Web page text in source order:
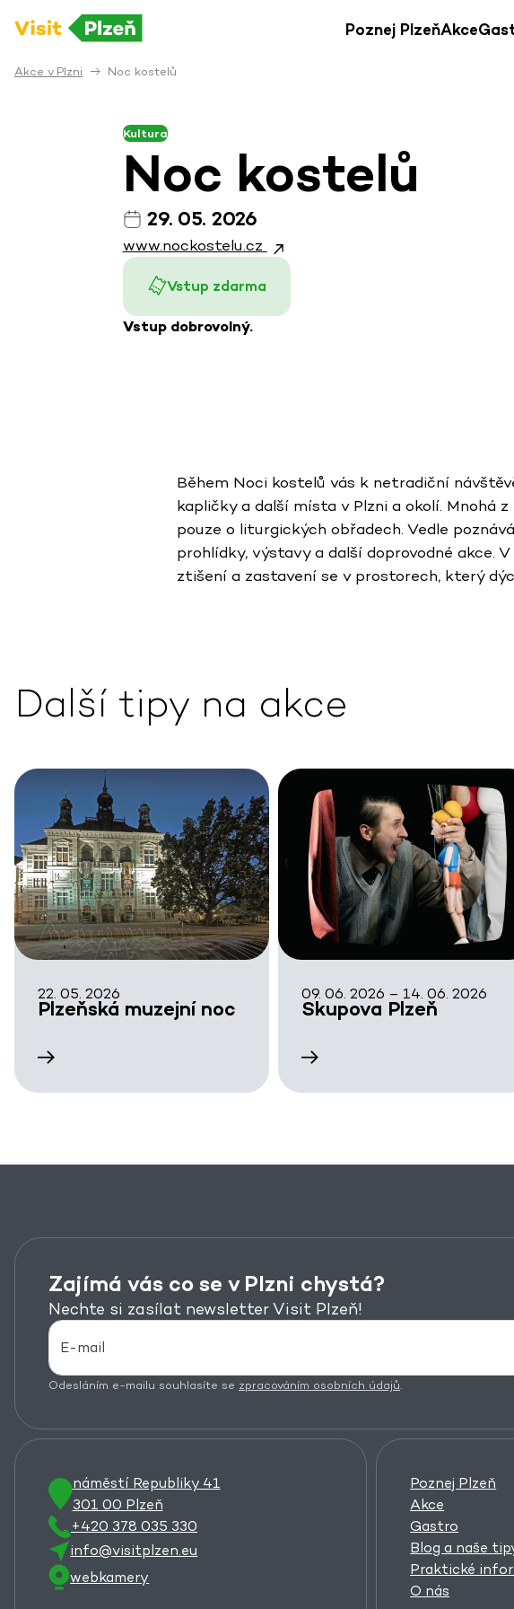
Poznej PlzeňAkce
Akce v Plzni Noc kostelů
Kultura
Noc kostelů
29. 05. 2026
www.nockostelu.cz
Vstup zdarma
Vstup dobrovolný.
Během Noci kostelů vás k netradiční
kapličky a další místa v Plzni a okolí. Mnohá
pouze o liturgických obřadech. Vedle
prohlídky, výstavy a další doprovodné akce.
ztišení a zastavení se v prostorech, který
Další tipy na akce
22. 05. 2026
Plzeňská muzejní noc
09. 06. 2026 – 14. 06. 2026
Skupova Plzeň
Zajímá vás co se v Plzni chystá?
Nechte si zasílat newsletter Visit Plzeň!
Odesláním e-mailu souhlasíte se zpracováním osobních údajů.
náměstí Republiky 41
301 00 Plzeň
+420 378 035 330
info@visitplzen.eu
webkamery
Poznej Plzeň
Akce
Gastro
Blog a naše
Praktické
O nás